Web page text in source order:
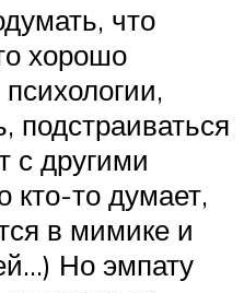
что
хорошо
с другими
кто-то думает,
в мимике и
Но эмпату